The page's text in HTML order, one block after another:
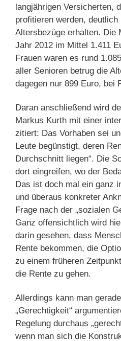
langjährigen Versicherten,
profitieren werden,
Altersbezüge erhalten. Die
Jahr 2012 im Mittel 1.411
Frauen waren es rund
aller Senioren betrug die
dagegen nur 899 Euro, bei
Daran anschließend wird
Markus Kurth mit einer
zitiert: Das Vorhaben sei
Leute begünstigt, deren
Durchschnitt liegen“. Die
dort eingreifen, wo der
Das ist doch mal ein ganz
und überaus konkreter
Frage nach der „sozialen
Ganz offensichtlich wird
darin gesehen, dass
Rente bekommen, die
zu einem früheren
die Rente zu gehen.
Allerdings kann man
„Gerechtigkeit“
Regelung durchaus
wenn man sich die